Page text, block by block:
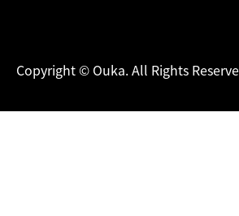
Copyright © Ouka. All Rights